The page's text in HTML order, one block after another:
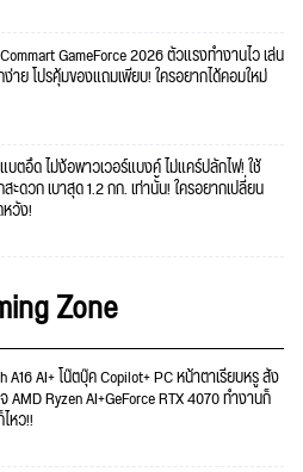
GameForce 2026 ตัวแรงทำงานไว เล่น
ง่าย โปรคุ้มของแถมเพียบ! ใครอยากได้คอมใหม่
บตอึด ไม่ง้อพาวเวอร์แบงค์ ไม่แคร์ปลั๊กไฟ! ใช้
ะดวก เบาสุด 1.2 กก. เท่านั้น! ใครอยากเปลี่ยน
วัง!
Zone
AI+ โน๊ตบุ๊ค Copilot+ PC หน้าตาเรียบหรู สั่ง
AMD Ryzen AI+GeForce RTX 4070 ทำงานก็
หว!!